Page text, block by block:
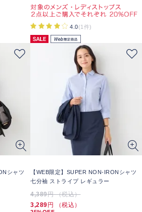
4.0(1件)
シャツ
【WEB限定】SUPER NON-IRONシャツ
七分袖 ストライプ レギュラー
4,389円 （税込）
3,289 円 （税込）